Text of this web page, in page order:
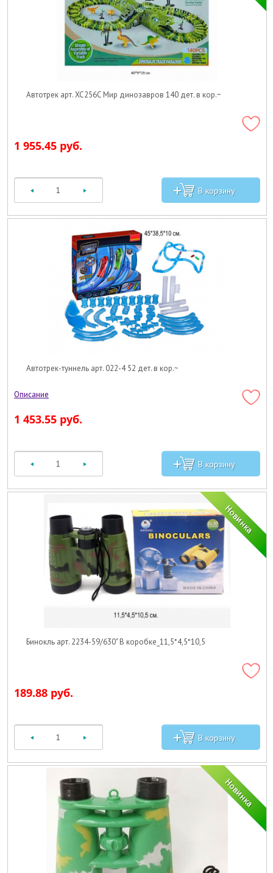
Автотрек арт. XC256C Мир динозавров 140 дет. в кор.~
1 955.45 руб.
Автотрек-туннель арт. 022-4 52 дет. в кор.~
1 453.55 руб.
Бинокль арт. 2234-59/630" В коробке_11,5*4,5*10,5
189.88 руб.